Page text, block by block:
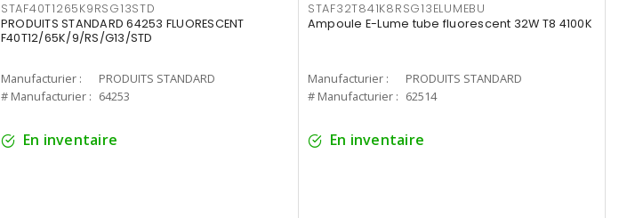
STAF40T1265K9RSG13STD
PRODUITS STANDARD 64253 FLUORESCENT
F40T12/65K/9/RS/G13/STD
Manufacturier :
PRODUITS STANDARD
# Manufacturier : 64253
En inventaire
STAF32T841K8RSG13ELUMEBU
Ampoule E-Lume tube fluorescent 32W T8 4100K
Manufacturier :
PRODUITS STANDARD
# Manufacturier : 62514
En inventaire